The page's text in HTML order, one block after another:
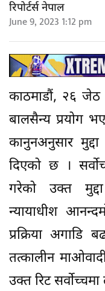
रिपोर्टर्स नेपाल
June 9, 2023 1:12 pm
काठमाडौं, २६ जेठ
बालसैन्य प्रयोग
कानुनअनुसार
दिएको छ ।
गरेको उक्त
न्यायाधीश
प्रक्रिया
तत्कालीन
उक्त रिट